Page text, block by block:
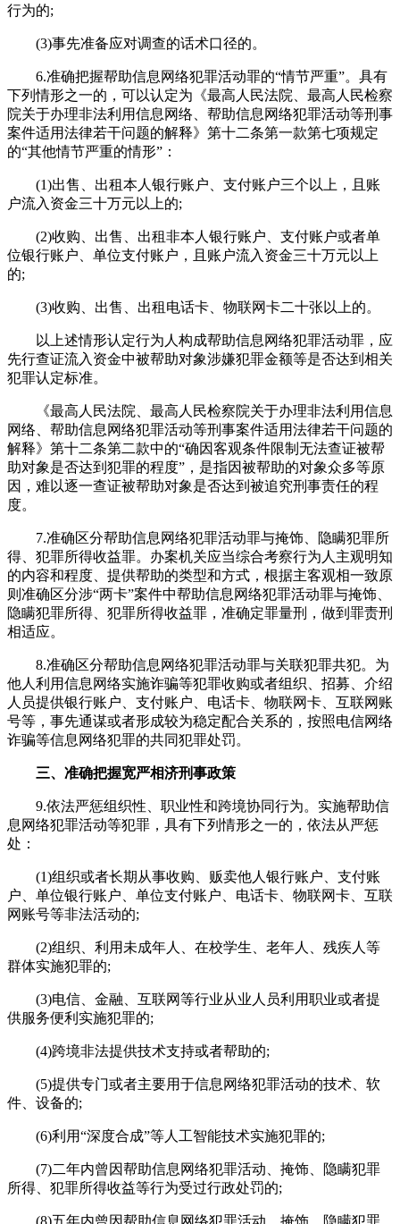
行为的;
(3)事先准备应对调查的话术口径的。
6.准确把握帮助信息网络犯罪活动罪的“情节严重”。具有
下列情形之一的，可以认定为《最高人民法院、最高人民检察
院关于办理非法利用信息网络、帮助信息网络犯罪活动等刑事
案件适用法律若干问题的解释》第十二条第一款第七项规定
的“其他情节严重的情形”：
(1)出售、出租本人银行账户、支付账户三个以上，且账
户流入资金三十万元以上的;
(2)收购、出售、出租非本人银行账户、支付账户或者单
位银行账户、单位支付账户，且账户流入资金三十万元以上
的;
(3)收购、出售、出租电话卡、物联网卡二十张以上的。
以上述情形认定行为人构成帮助信息网络犯罪活动罪，应
先行查证流入资金中被帮助对象涉嫌犯罪金额等是否达到相关
犯罪认定标准。
《最高人民法院、最高人民检察院关于办理非法利用信息
网络、帮助信息网络犯罪活动等刑事案件适用法律若干问题的
解释》第十二条第二款中的“确因客观条件限制无法查证被帮
助对象是否达到犯罪的程度”，是指因被帮助的对象众多等原
因，难以逐一查证被帮助对象是否达到被追究刑事责任的程
度。
7.准确区分帮助信息网络犯罪活动罪与掩饰、隐瞒犯罪所
得、犯罪所得收益罪。办案机关应当综合考察行为人主观明知
的内容和程度、提供帮助的类型和方式，根据主客观相一致原
则准确区分涉“两卡”案件中帮助信息网络犯罪活动罪与掩饰、
隐瞒犯罪所得、犯罪所得收益罪，准确定罪量刑，做到罪责刑
相适应。
8.准确区分帮助信息网络犯罪活动罪与关联犯罪共犯。为
他人利用信息网络实施诈骗等犯罪收购或者组织、招募、介绍
人员提供银行账户、支付账户、电话卡、物联网卡、互联网账
号等，事先通谋或者形成较为稳定配合关系的，按照电信网络
诈骗等信息网络犯罪的共同犯罪处罚。
三、准确把握宽严相济刑事政策
9.依法严惩组织性、职业性和跨境协同行为。实施帮助信
息网络犯罪活动等犯罪，具有下列情形之一的，依法从严惩
处：
(1)组织或者长期从事收购、贩卖他人银行账户、支付账
户、单位银行账户、单位支付账户、电话卡、物联网卡、互联
网账号等非法活动的;
(2)组织、利用未成年人、在校学生、老年人、残疾人等
群体实施犯罪的;
(3)电信、金融、互联网等行业从业人员利用职业或者提
供服务便利实施犯罪的;
(4)跨境非法提供技术支持或者帮助的;
(5)提供专门或者主要用于信息网络犯罪活动的技术、软
件、设备的;
(6)利用“深度合成”等人工智能技术实施犯罪的;
(7)二年内曾因帮助信息网络犯罪活动、掩饰、隐瞒犯罪
所得、犯罪所得收益等行为受过行政处罚的;
(8)五年内曾因帮助信息网络犯罪活动、掩饰、隐瞒犯罪